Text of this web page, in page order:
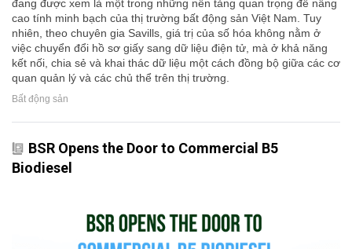
đang được xem là một trong những nền tảng quan trọng để nâng
cao tính minh bạch của thị trường bất động sản Việt Nam. Tuy
nhiên, theo chuyên gia Savills, giá trị của số hóa không nằm ở
việc chuyển đổi hồ sơ giấy sang dữ liệu điện tử, mà ở khả năng
kết nối, chia sẻ và khai thác dữ liệu một cách đồng bộ giữa các cơ
quan quản lý và các chủ thể trên thị trường.
Bất động sản
BSR Opens the Door to Commercial B5
Biodiesel